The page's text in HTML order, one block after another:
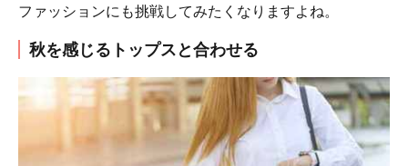
ファッションにも挑戦してみたくなりますよね。
秋を感じるトップスと合わせる